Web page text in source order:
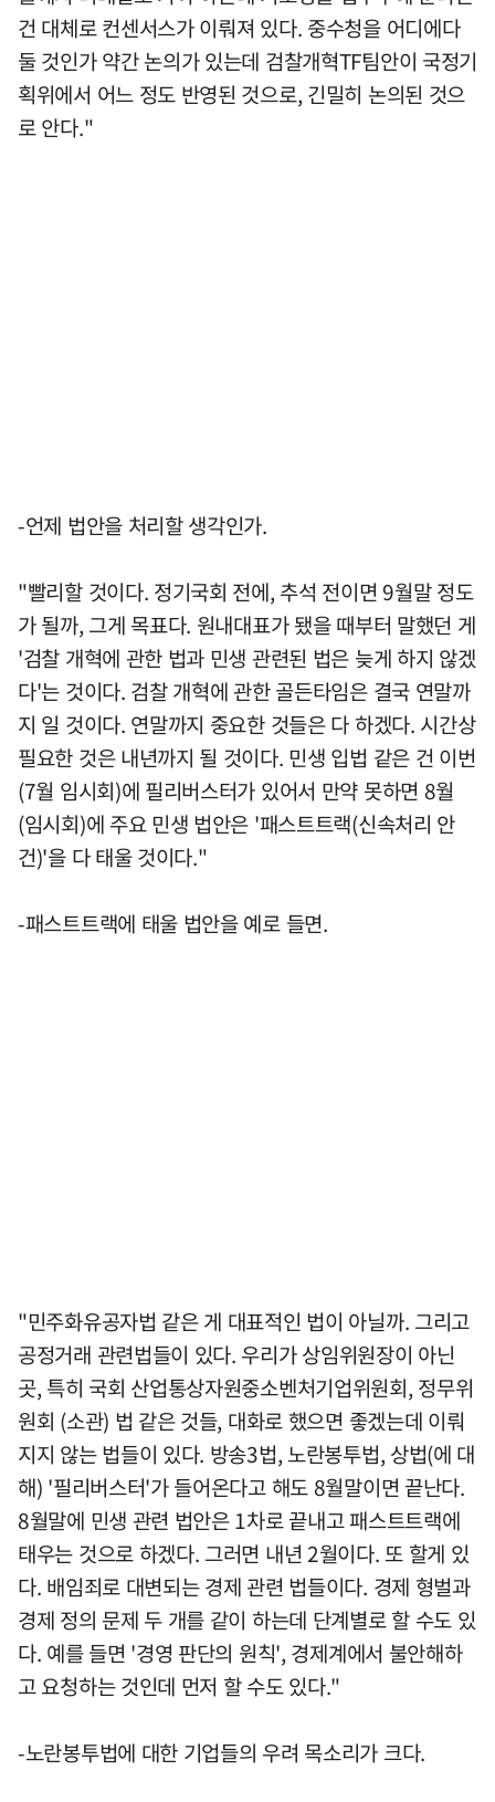
건 대체로 컨센서스가 이뤄져 있다. 중수청을 어디에다
둘 것인가 약간 논의가 있는데 검찰개혁TF팀안이 국정기
획위에서 어느 정도 반영된 것으로, 긴밀히 논의된 것으
로 안다."
-언제 법안을 처리할 생각인가.
"빨리할 것이다. 정기국회 전에, 추석 전이면 9월말 정도
가 될까, 그게 목표다. 원내대표가 됐을 때부터 말했던 게
'검찰 개혁에 관한 법과 민생 관련된 법은 늦게 하지 않겠
다'는 것이다. 검찰 개혁에 관한 골든타임은 결국 연말까
지 일 것이다. 연말까지 중요한 것들은 다 하겠다. 시간상
필요한 것은 내년까지 될 것이다. 민생 입법 같은 건 이번
(7월 임시회)에 필리버스터가 있어서 만약 못하면 8월
(임시회)에 주요 민생 법안은 '패스트트랙(신속처리 안
건)'을 다 태울 것이다."
-패스트트랙에 태울 법안을 예로 들면.
"민주화유공자법 같은 게 대표적인 법이 아닐까. 그리고
공정거래 관련법들이 있다. 우리가 상임위원장이 아닌
곳, 특히 국회 산업통상자원중소벤처기업위원회, 정무위
원회 (소관) 법 같은 것들, 대화로 했으면 좋겠는데 이뤄
지지 않는 법들이 있다. 방송3법, 노란봉투법, 상법(에 대
해) '필리버스터'가 들어온다고 해도 8월말이면 끝난다.
8월말에 민생 관련 법안은 1차로 끝내고 패스트트랙에
태우는 것으로 하겠다. 그러면 내년 2월이다. 또 할게 있
다. 배임죄로 대변되는 경제 관련 법들이다. 경제 형벌과
경제 정의 문제 두 개를 같이 하는데 단계별로 할 수도 있
다. 예를 들면 '경영 판단의 원칙', 경제계에서 불안해하
고 요청하는 것인데 먼저 할 수도 있다."
-노란봉투법에 대한 기업들의 우려 목소리가 크다.